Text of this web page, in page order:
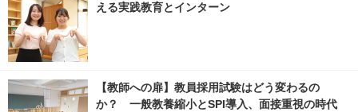
える実践教育とインターン
【教師への扉】教員採用試験はどう変わるの
か？ 一般教養縮小とSPI導入、面接重視の時代